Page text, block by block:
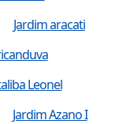
Jardim aracati
Leonel
Jardim Azano I